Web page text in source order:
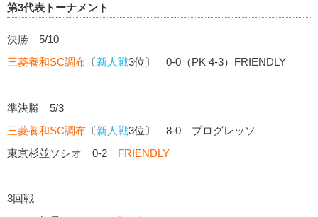
第3代表トーナメント
決勝 5/10
三菱養和SC調布 〔 新人戦3位〕 0-0（PK 4-3）FRIENDLY
準決勝 5/3
三菱養和SC調布 〔新人戦3位〕 8-0 プログレッソ
東京杉並ソシオ 0-2 FRIENDLY
3回戦